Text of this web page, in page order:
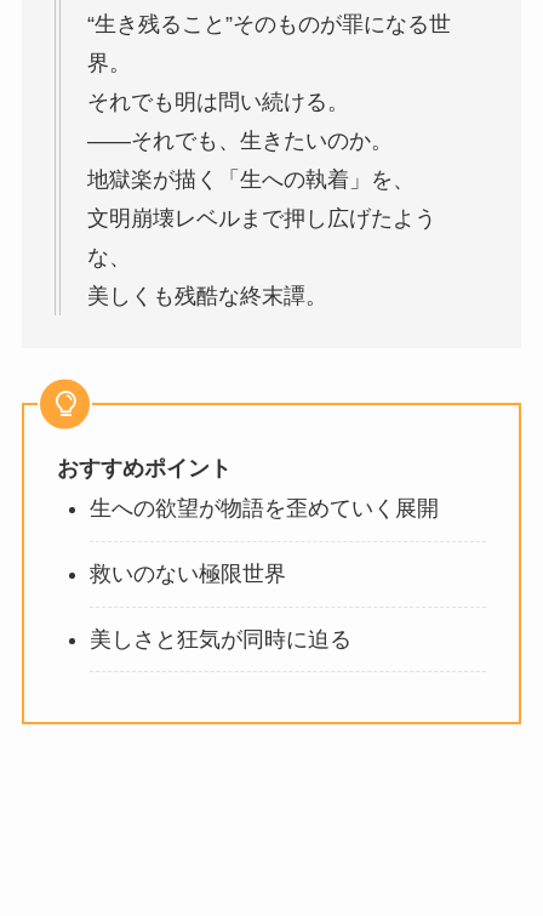
“生き残ること”そのものが罪になる世
界。
それでも明は問い続ける。
――それでも、生きたいのか。
地獄楽が描く「生への執着」を、
文明崩壊レベルまで押し広げたよう
な、
美しくも残酷な終末譚。
おすすめポイント
生への欲望が物語を歪めていく展開
救いのない極限世界
美しさと狂気が同時に迫る